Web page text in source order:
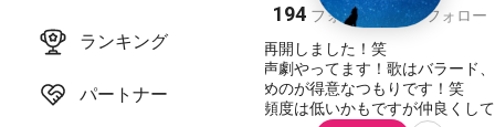
ランキング
パートナー
194 フォロワー 118 フォロー
活動再開しました！笑
歌と声劇やってます！歌はバラード
は低めのが得意なつもりです！笑
投稿頻度は低いかもですが仲良くし